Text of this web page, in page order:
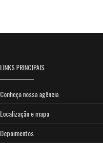
LINKS PRINCIPAIS
Conheça nossa agência
Localização e mapa
Depoimentos